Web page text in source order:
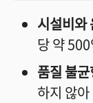
시설비와
당 약
품질 불
하지 않